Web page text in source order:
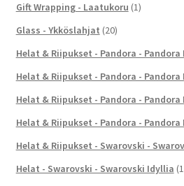
Gift Wrapping - Laatukoru (1)
Glass - Ykköslahjat (20)
Helat & Riipukset - Pandora - Pandora
Helat & Riipukset - Pandora - Pandora
Helat & Riipukset - Pandora - Pandora
Helat & Riipukset - Pandora - Pandora
Helat & Riipukset - Swarovski -
Helat - Swarovski - Swarovski Idyllia